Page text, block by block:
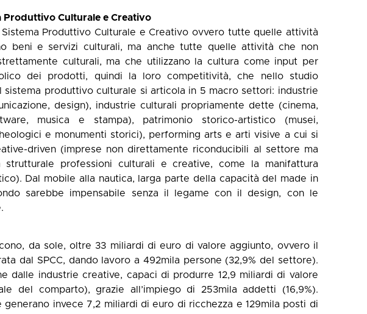
Produttivo Culturale e Creativo
Sistema Produttivo Culturale e Creativo ovvero tutte quelle attività
beni e servizi culturali, ma anche tutte quelle attività che non
culturali, ma che utilizzano la cultura come input per
dei prodotti, quindi la loro competitività, che nello studio
sistema produttivo culturale si articola in 5 macro settori: industrie
design), industrie culturali propriamente dette (cinema,
musica e stampa), patrimonio storico-artistico (musei,
e monumenti storici), performing arts e arti visive a cui si
driven (imprese non direttamente riconducibili al settore ma
strutturale professioni culturali e creative, come la manifattura
Dal mobile alla nautica, larga parte della capacità del made in
sarebbe impensabile senza il legame con il design, con le
da sole, oltre 33 miliardi di euro di valore aggiunto, ovvero il
dal SPCC, dando lavoro a 492mila persone (32,9% del settore).
dalle industrie creative, capaci di produrre 12,9 miliardi di valore
del comparto), grazie all’impiego di 253mila addetti (16,9%).
invece 7,2 miliardi di euro di ricchezza e 129mila posti di